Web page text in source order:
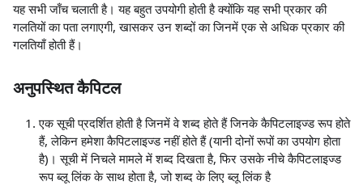
यह सभी जाँच चलाती है। यह बहुत उपयोगी होती है क्योंकि यह सभी प्रकार की
गलतियों का पता लगाएगी, खासकर उन शब्दों का जिनमें एक से अधिक प्रकार की
गलतियाँ होती हैं।
अनुपस्थित कैपिटल
एक सूची प्रदर्शित होती है जिनमें वे शब्द होते हैं जिनके कैपिटलाइज्ड रूप होते
हैं, लेकिन हमेशा कैपिटलाइज्ड नहीं होते हैं (यानी दोनों रूपों का उपयोग होता
है)। सूची में निचले मामले में शब्द दिखता है, फिर उसके नीचे कैपिटलाइज्ड
रूप ब्लू लिंक के साथ होता है, जो शब्द के लिए ब्लू लिंक है